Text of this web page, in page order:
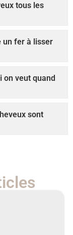
tous les
un fer à lisser
on veut quand
sont